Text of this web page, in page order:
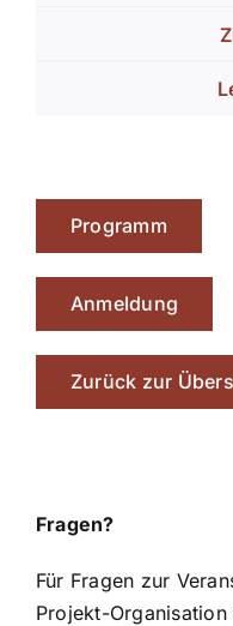
Programm
Anmeldung
Zurück zur
Fragen?
Für Fragen zur
Projekt-